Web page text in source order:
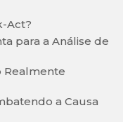
Act?
para a Análise de
Realmente
a Causa